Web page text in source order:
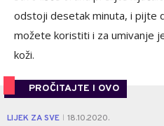
odstoji desetak minuta, i pijte
možete koristiti i za umivanje
koži.
PROČITAJTE I OVO
LIJEK ZA SVE 18.10.2020.